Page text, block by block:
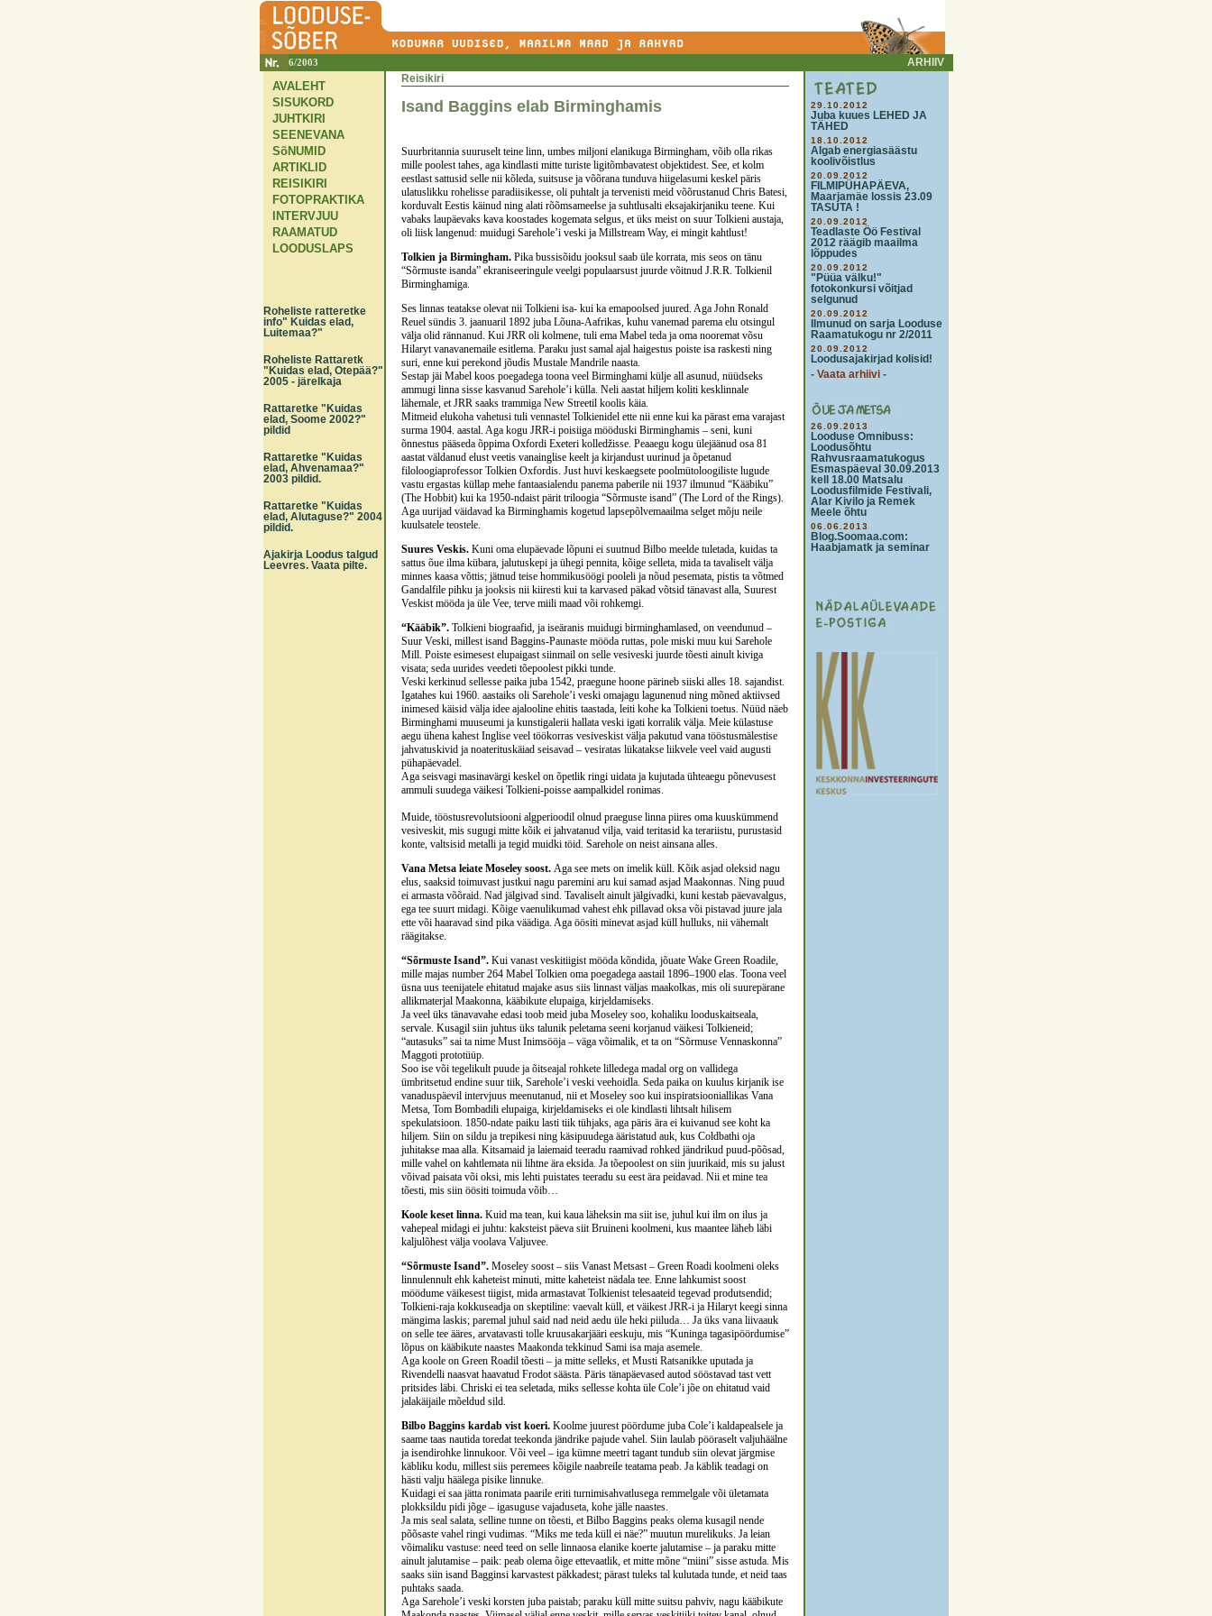
6/2003 ARHIIV
AVALEHT
SISUKORD
JUHTKIRI
SEENEVANA
SõNUMID
ARTIKLID
REISIKIRI
FOTOPRAKTIKA
INTERVJUU
RAAMATUD
LOODUSLAPS
Roheliste ratteretke
info" Kuidas elad,
Luitemaa?"
Roheliste Rattaretk
"Kuidas elad, Otepää?"
2005 - järelkaja
Rattaretke "Kuidas
elad, Soome 2002?"
pildid
Rattaretke "Kuidas
elad, Ahvenamaa?"
2003 pildid.
Rattaretke "Kuidas
elad, Alutaguse?" 2004
pildid.
Ajakirja Loodus talgud
Leevres. Vaata pilte.
Reisikiri
Isand Baggins elab Birminghamis
Suurbritannia suuruselt teine linn, umbes miljoni elanikuga Birmingham, võib olla rikas
mille poolest tahes, aga kindlasti mitte turiste ligitõmbavatest objektidest. See, et kolm
eestlast sattusid selle nii kõleda, suitsuse ja võõrana tunduva hiigelasumi keskel päris
ulatuslikku rohelisse paradiisikesse, oli puhtalt ja tervenisti meid võõrustanud Chris Batesi,
korduvalt Eestis käinud ning alati rõõmsameelse ja suhtlusalti eksajakirjaniku teene. Kui
vabaks laupäevaks kava koostades kogemata selgus, et üks meist on suur Tolkieni austaja,
oli liisk langenud: muidugi Sarehole’i veski ja Millstream Way, ei mingit kahtlust!
Tolkien ja Birmingham.Pika bussisõidu jooksul saab üle korrata, mis seos on tänu
“Sõrmuste isanda” ekraniseeringule veelgi populaarsust juurde võitnud J.R.R. Tolkienil
Birminghamiga.
Ses linnas teatakse olevat nii Tolkieni isa- kui ka emapoolsed juured. Aga John Ronald
Reuel sündis 3. jaanuaril 1892 juba Lõuna-Aafrikas, kuhu vanemad parema elu otsingul
välja olid rännanud. Kui JRR oli kolmene, tuli ema Mabel teda ja oma nooremat võsu
Hilaryt vanavanemaile esitlema. Paraku just samal ajal haigestus poiste isa raskesti ning
suri, enne kui perekond jõudis Mustale Mandrile naasta.
Sestap jäi Mabel koos poegadega toona veel Birminghami külje all asunud, nüüdseks
ammugi linna sisse kasvanud Sarehole’i külla. Neli aastat hiljem koliti kesklinnale
lähemale, et JRR saaks trammiga New Streetil koolis käia.
Mitmeid elukoha vahetusi tuli vennastel Tolkienidel ette nii enne kui ka pärast ema varajast
surma 1904. aastal. Aga kogu JRR-i poisiiga mööduski Birminghamis – seni, kuni
õnnestus pääseda õppima Oxfordi Exeteri kolledžisse. Peaaegu kogu ülejäänud osa 81
aastat väldanud elust veetis vanainglise keelt ja kirjandust uurinud ja õpetanud
filoloogiaprofessor Tolkien Oxfordis. Just huvi keskaegsete poolmütoloogiliste lugude
vastu ergastas küllap mehe fantaasialendu panema paberile nii 1937 ilmunud “Kääbiku”
(The Hobbit) kui ka 1950-ndaist pärit triloogia “Sõrmuste isand” (The Lord of the Rings).
Aga uurijad väidavad ka Birminghamis kogetud lapsepõlvemaailma selget mõju neile
kuulsatele teostele.
Suures Veskis. Kuni oma elupäevade lõpuni ei suutnud Bilbo meelde tuletada, kuidas ta
sattus õue ilma kübara, jalutuskepi ja ühegi pennita, kõige selleta, mida ta tavaliselt välja
minnes kaasa võttis; jätnud teise hommikusöögi pooleli ja nõud pesemata, pistis ta võtmed
Gandalfile pihku ja jooksis nii kiiresti kui ta karvased päkad võtsid tänavast alla, Suurest
Veskist mööda ja üle Vee, terve miili maad või rohkemgi.
“Kääbik”. Tolkieni biograafid, ja iseäranis muidugi birminghamlased, on veendunud –
Suur Veski, millest isand Baggins-Paunaste mööda ruttas, pole miski muu kui Sarehole
Mill. Poiste esimesest elupaigast siinmail on selle vesiveski juurde tõesti ainult kiviga
visata; seda uurides veedeti tõepoolest pikki tunde.
Veski kerkinud sellesse paika juba 1542, praegune hoone pärineb siiski alles 18. sajandist.
Igatahes kui 1960. aastaiks oli Sarehole’i veski omajagu lagunenud ning mõned aktiivsed
inimesed käisid välja idee ajalooline ehitis taastada, leiti kohe ka Tolkieni toetus. Nüüd näeb
Birminghami muuseumi ja kunstigalerii hallata veski igati korralik välja. Meie külastuse
aegu ühena kahest Inglise veel töökorras vesiveskist välja pakutud vana tööstusmälestise
jahvatuskivid ja noaterituskäiad seisavad – vesiratas lükatakse liikvele veel vaid augusti
pühapäevadel.
Aga seisvagi masinavärgi keskel on õpetlik ringi uidata ja kujutada ühteaegu põnevusest
ammuli suudega väikesi Tolkieni-poisse aampalkidel ronimas.
Muide, tööstusrevolutsiooni algperioodil olnud praeguse linna piires oma kuuskümmend
vesiveskit, mis sugugi mitte kõik ei jahvatanud vilja, vaid teritasid ka terariistu, purustasid
konte, valtsisid metalli ja tegid muidki töid. Sarehole on neist ainsana alles.
Vana Metsa leiate Moseley soost. Aga see mets on imelik küll. Kõik asjad oleksid nagu
elus, saaksid toimuvast justkui nagu paremini aru kui samad asjad Maakonnas. Ning puud
ei armasta võõraid. Nad jälgivad sind. Tavaliselt ainult jälgivadki, kuni kestab päevavalgus,
ega tee suurt midagi. Kõige vaenulikumad vahest ehk pillavad oksa või pistavad juure jala
ette või haaravad sind pika väädiga. Aga öösiti minevat asjad küll hulluks, nii vähemalt
räägitakse.
“Sõrmuste Isand”. Kui vanast veskitiigist mööda kõndida, jõuate Wake Green Roadile,
mille majas number 264 Mabel Tolkien oma poegadega aastail 1896–1900 elas. Toona veel
üsna uus teenijatele ehitatud majake asus siis linnast väljas maakolkas, mis oli suurepärane
allikmaterjal Maakonna, kääbikute elupaiga, kirjeldamiseks.
Ja veel üks tänavavahe edasi toob meid juba Moseley soo, kohaliku looduskaitseala,
servale. Kusagil siin juhtus üks talunik peletama seeni korjanud väikesi Tolkieneid;
“autasuks” sai ta nime Must Inimsööja – väga võimalik, et ta on “Sõrmuse Vennaskonna”
Maggoti prototüüp.
Soo ise või tegelikult puude ja õitseajal rohkete lilledega madal org on vallidega
ümbritsetud endine suur tiik, Sarehole’i veski veehoidla. Seda paika on kuulus kirjanik ise
vanaduspäevil intervjuus meenutanud, nii et Moseley soo kui inspiratsiooniallikas Vana
Metsa, Tom Bombadili elupaiga, kirjeldamiseks ei ole kindlasti lihtsalt hilisem
spekulatsioon. 1850-ndate paiku lasti tiik tühjaks, aga päris ära ei kuivanud see koht ka
hiljem. Siin on sildu ja trepikesi ning käsipuudega ääristatud auk, kus Coldbathi oja
juhitakse maa alla. Kitsamaid ja laiemaid teeradu raamivad rohked jändrikud puud-põõsad,
mille vahel on kahtlemata nii lihtne ära eksida. Ja tõepoolest on siin juurikaid, mis su jalust
võivad paisata või oksi, mis lehti puistates teeradu su eest ära peidavad. Nii et mine tea
tõesti, mis siin öösiti toimuda võib…
Koole keset linna. Kuid ma tean, kui kaua läheksin ma siit ise, juhul kui ilm on ilus ja
vahepeal midagi ei juhtu: kaksteist päeva siit Bruineni koolmeni, kus maantee läheb läbi
kaljulõhest välja voolava Valjuvee.
“Sõrmuste Isand”. Moseley soost – siis Vanast Metsast – Green Roadi koolmeni oleks
linnulennult ehk kaheteist minuti, mitte kaheteist nädala tee. Enne lahkumist soost
möödume väikesest tiigist, mida armastavat Tolkienist telesaateid tegevad produtsendid;
Tolkieni-raja kokkuseadja on skeptiline: vaevalt küll, et väikest JRR-i ja Hilaryt keegi sinna
mängima laskis; paremal juhul said nad neid aedu üle heki piiluda… Ja üks vana liivaauk
on selle tee ääres, arvatavasti tolle kruusakarjääri eeskuju, mis “Kuninga tagasipöördumise”
lõpus on kääbikute naastes Maakonda tekkinud Sami isa maja asemele.
Aga koole on Green Roadil tõesti – ja mitte selleks, et Musti Ratsanikke uputada ja
Rivendelli naasvat haavatud Frodot säästa. Päris tänapäevased autod sööstavad tast vett
pritsides läbi. Chriski ei tea seletada, miks sellesse kohta üle Cole’i jõe on ehitatud vaid
jalakäijaile mõeldud sild.
Bilbo Baggins kardab vist koeri.Koolme juurest pöördume juba Cole’i kaldapealsele ja
saame taas nautida toredat teekonda jändrike pajude vahel. Siin laulab pööraselt valjuhäälne
ja isendirohke linnukoor. Või veel – iga kümne meetri tagant tundub siin olevat järgmise
käbliku kodu, millest siis peremees kõigile naabreile teatama peab. Ja käblik teadagi on
hästi valju häälega pisike linnuke.
Kuidagi ei saa jätta ronimata paarile eriti turnimisahvatlusega remmelgale või ületamata
plokksildu pidi jõge – igasuguse vajaduseta, kohe jälle naastes.
Ja mis seal salata, selline tunne on tõesti, et Bilbo Baggins peaks olema kusagil nende
põõsaste vahel ringi vudimas. “Miks me teda küll ei näe?” muutun murelikuks. Ja leian
võimaliku vastuse: need teed on selle linnaosa elanike koerte jalutamise – ja paraku mitte
ainult jalutamise – paik: peab olema õige ettevaatlik, et mitte mõne “miini” sisse astuda. Mis
saaks siin isand Bagginsi karvastest päkkadest; pärast tuleks tal kulutada tunde, et neid taas
puhtaks saada.
Aga Sarehole’i veski korsten juba paistab; paraku küll mitte suitsu pahviv, nagu kääbikute
29.10.2012
Juba kuues LEHED JA
TÄHED
18.10.2012
Algab energiasäästu
koolivõistlus
20.09.2012
FILMIPÜHAPÄEVA,
Maarjamäe lossis 23.09
TASUTA !
20.09.2012
Teadlaste Öö Festival
2012 räägib maailma
lõppudes
20.09.2012
"Püüa välku!"
fotokonkursi võitjad
selgunud
20.09.2012
Ilmunud on sarja Looduse
Raamatukogu nr 2/2011
20.09.2012
Loodusajakirjad kolisid!
- Vaata arhiivi -
26.09.2013
Looduse Omnibuss:
Loodusõhtu
Rahvusraamatukogus
Esmaspäeval 30.09.2013
kell 18.00 Matsalu
Loodusfilmide Festivali,
Alar Kivilo ja Remek
Meele õhtu
06.06.2013
Blog.Soomaa.com:
Haabjamatk ja seminar